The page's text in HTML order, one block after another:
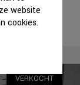
VERKOCHT
website
cookies.